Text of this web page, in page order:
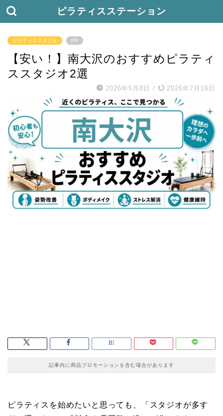
ピラティスステーション
ピラティススタジオ PR
【安い！】南大沢のおすすめピラティ
ススタジオ2選
2026年5月8日 / 2026年7月16日
記事内に商品プロモーションを含む場合があります
ピラティスを始めたいと思っても、「スタジオが多す